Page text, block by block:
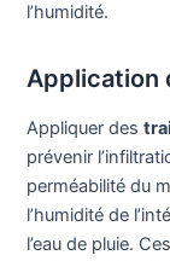
l’humidité.
Application
Appliquer des
prévenir
perméabilité du
l’humidité de
l’eau de pluie.